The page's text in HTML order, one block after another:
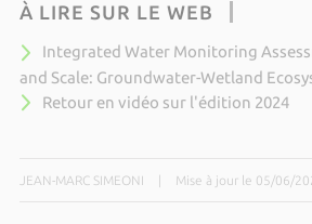
À LIRE SUR LE WEB
Integrated Water Monitoring
and Scale: Groundwater-Wetland
Retour en vidéo sur l'édition 2024
JEAN-MARC SIMEONI Mise à jour le 05/06/